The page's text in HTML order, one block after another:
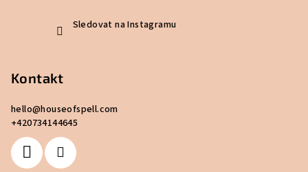
Sledovat na Instagramu
Kontakt
hello@houseofspell.com
+420734144645